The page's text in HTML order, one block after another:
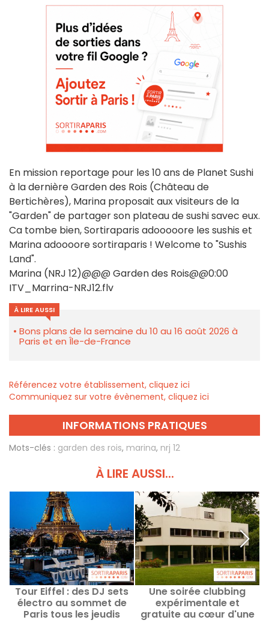
En mission reportage pour les 10 ans de Planet Sushi
à la dernière Garden des Rois (Château de
Bertichères), Marina proposait aux visiteurs de la
"Garden" de partager son plateau de sushi savec eux.
Ca tombe bien, Sortiraparis adooooore les sushis et
Marina adoooore sortiraparis ! Welcome to "Sushis
Land".
Marina (NRJ 12)@@@ Garden des Rois@@0:00
ITV_Marrina-NRJ12.flv
À LIRE AUSSI
Bons plans de la semaine du 10 au 16 août 2026 à
Paris et en Île-de-France
Référencez votre établissement, cliquez ici
Communiquez sur votre évènement, cliquez ici
INFORMATIONS PRATIQUES
Mots-clés : garden des rois, marina, nrj 12
À LIRE AUSSI...
Tour Eiffel : des DJ sets
électro au sommet de
Paris tous les jeudis
Une soirée clubbing
expérimentale et
gratuite au cœur d'une